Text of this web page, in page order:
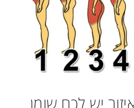
יש לכם שומן